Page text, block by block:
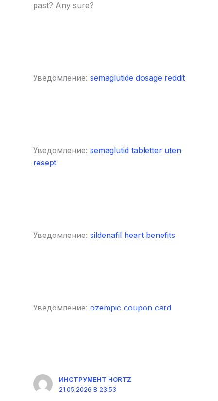
past? Any sure?
Уведомление: semaglutide dosage reddit
Уведомление: semaglutid tabletter uten
resept
Уведомление: sildenafil heart benefits
Уведомление: ozempic coupon card
ИНСТРУМЕНТ HORTZ
21.05.2026 В 23:53